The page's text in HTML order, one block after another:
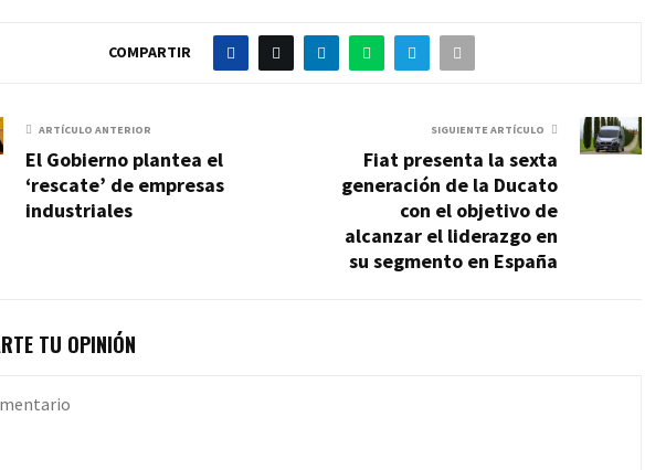
COMPARTIR
ARTÍCULO ANTERIOR
El Gobierno plantea el
‘rescate’ de empresas
industriales
SIGUIENTE ARTÍCULO
Fiat presenta la sexta
generación de la Ducato
con el objetivo de
alcanzar el liderazgo en
su segmento en España
TU OPINIÓN